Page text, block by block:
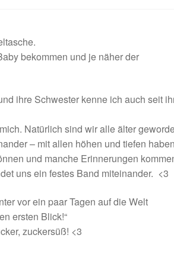
bekommen und je näher der
ihre Schwester kenne ich auch seit
Natürlich sind wir alle älter
– mit allen höhen und tiefen
und manche Erinnerungen
uns ein festes Band miteinander. <3
vor ein paar Tagen auf die Welt
ersten Blick!“
zuckersüß! <3